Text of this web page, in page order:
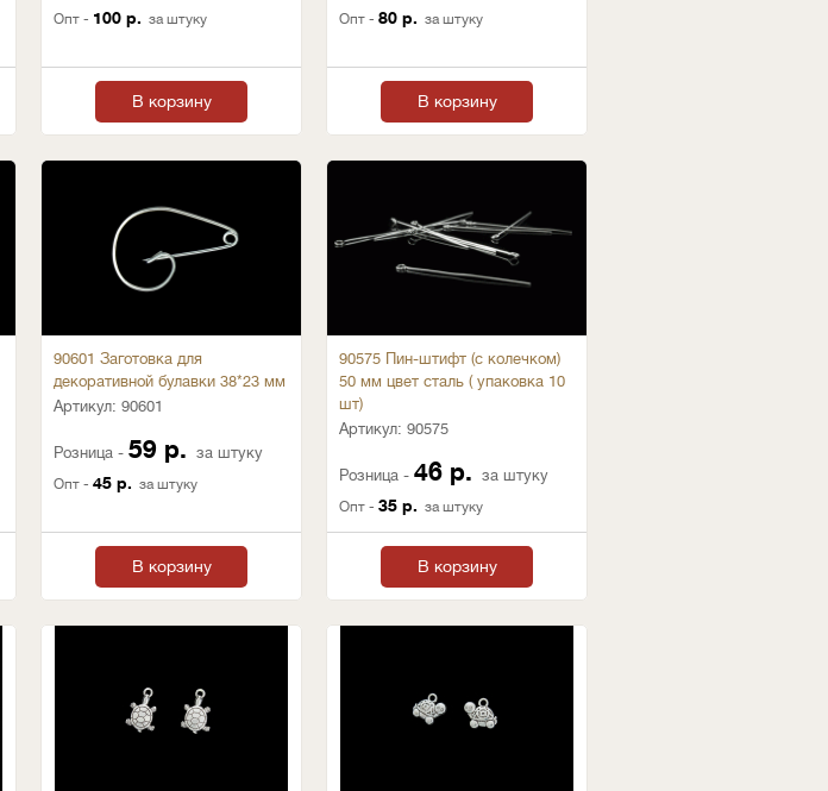
Опт - 100 р. за штуку
В корзину
Опт - 80 р. за штуку
В корзину
90601 Заготовка для
декоративной булавки 38*23 мм
Артикул: 90601
Розница - 59 р. за штуку
Опт - 45 р. за штуку
В корзину
90575 Пин-штифт (с колечком)
50 мм цвет сталь ( упаковка 10
шт)
Артикул: 90575
Розница - 46 р. за штуку
Опт - 35 р. за штуку
В корзину